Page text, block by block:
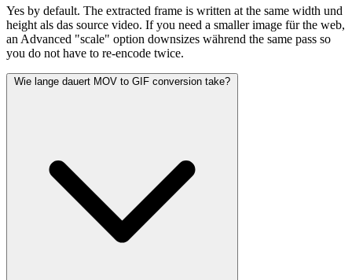
Yes by default. The extracted frame is written at the same width und
height als das source video. If you need a smaller image für the web,
an Advanced "scale" option downsizes während the same pass so
you do not have to re-encode twice.
Wie lange dauert MOV to GIF conversion take?